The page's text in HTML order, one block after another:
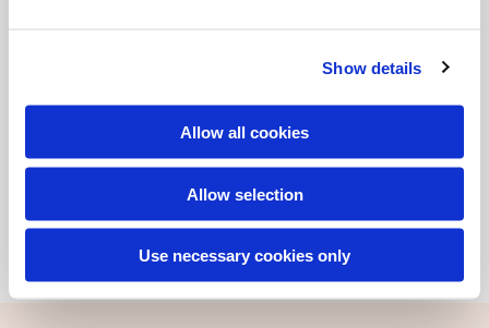
Show details
Allow all cookies
Allow selection
Use necessary cookies only
© 2019 - Andelssamfundet i Hjortshøj, 8530 Hjortshøj